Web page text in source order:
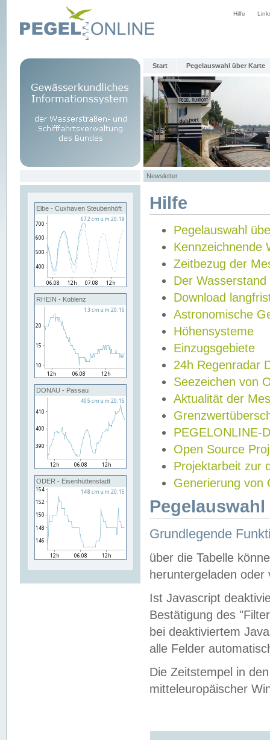
Hilfe
Start Pegelauswahl über Karte
Newsletter
Elbe - Cuxhaven Steubenhöft
RHEIN - Koblenz
DONAU - Passau
ODER - Eisenhüttenstadt
Hilfe
Pegelauswahl
Kennzeichnende
Zeitbezug der
Der Wasserstand
Download
Astronomische
Höhensysteme
Einzugsgebiete
24h Regenradar
Seezeichen von
Aktualität der
PEGELONLINE-
Open Source
Projektarbeit zur
Generierung von
Grundlegende
über die Tabelle
heruntergeladen oder
Ist Javascript
Bestätigung des
bei deaktiviertem
alle Felder
Die Zeitstempel in
mitteleuropäischer